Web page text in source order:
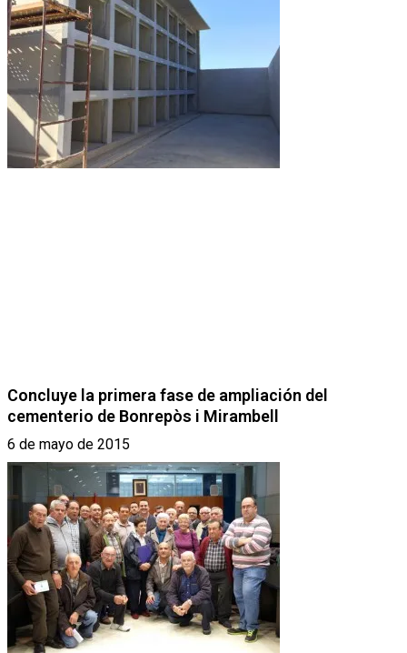
Concluye la primera fase de ampliación del
cementerio de Bonrepòs i Mirambell
6 de mayo de 2015